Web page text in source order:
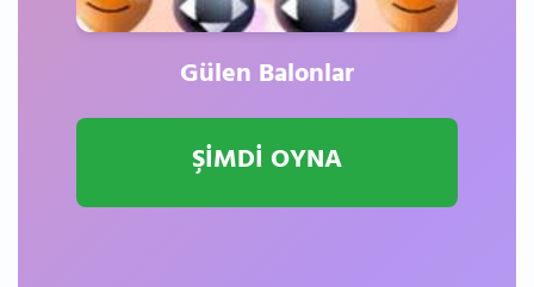
Gülen Balonlar
ŞİMDİ OYNA